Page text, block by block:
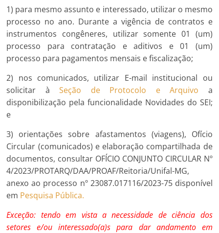
1) para mesmo assunto e interessado, utilizar o mesmo
processo no ano. Durante a vigência de contratos e
instrumentos congêneres, utilizar somente 01 (um)
processo para contratação e aditivos e 01 (um)
processo para pagamentos mensais e fiscalização;
2) nos comunicados, utilizar E-mail institucional ou
solicitar àSeção de Protocolo e Arquivo a
disponibilização pela funcionalidade Novidades do SEI;
e
3) orientações sobre afastamentos (viagens), Ofício
Circular (comunicados) e elaboração compartilhada de
documentos, consultar OFÍCIO CONJUNTO CIRCULAR Nº
4/2023/PROTARQ/DAA/PROAF/Reitoria/Unifal-MG,
anexo ao processo nº 23087.017116/2023-75 disponível
em Pesquisa Pública.
Exceção: tendo em vista a necessidade de ciência dos
setores e/ou interessado(a)s para dar andamento em